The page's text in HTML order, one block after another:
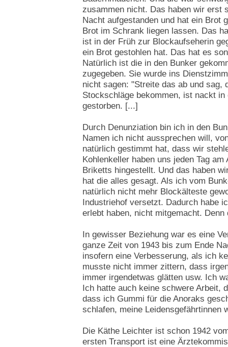
zusammen nicht. Das haben wir erst
Nacht aufgestanden und hat ein Brot
Brot im Schrank liegen lassen. Das
ist in der Früh zur Blockaufseherin
ein Brot gestohlen hat. Das hat es
Natürlich ist die in den Bunker
zugegeben. Sie wurde ins
nicht sagen: "Streite das ab und sag,
Stockschläge bekommen, ist nackt
gestorben. [...]
Durch Denunziation bin ich in den
Namen ich nicht aussprechen will,
natürlich gestimmt hat, dass wir
Kohlenkeller haben uns jeden Tag
Briketts hingestellt. Und das haben
hat die alles gesagt. Als ich vom
natürlich nicht mehr Blockälteste
Industriehof versetzt. Dadurch habe
erlebt haben, nicht mitgemacht.
In gewisser Beziehung war es eine
ganze Zeit von 1943 bis zum Ende
insofern eine Verbesserung, als ich
musste nicht immer zittern, dass
immer irgendetwas glätten usw. Ich
Ich hatte auch keine schwere Arbeit,
dass ich Gummi für die Anoraks
schlafen, meine Leidensgefährtinnen
Die Käthe Leichter ist schon 1942
ersten Transport ist eine